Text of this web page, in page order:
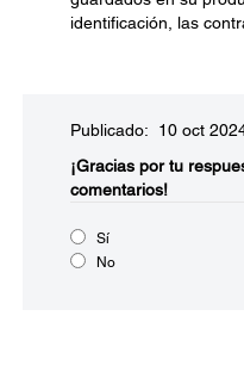
identificación, las
Publicado: 10 oct
¡Gracias por tu
comentarios!
Sí
No